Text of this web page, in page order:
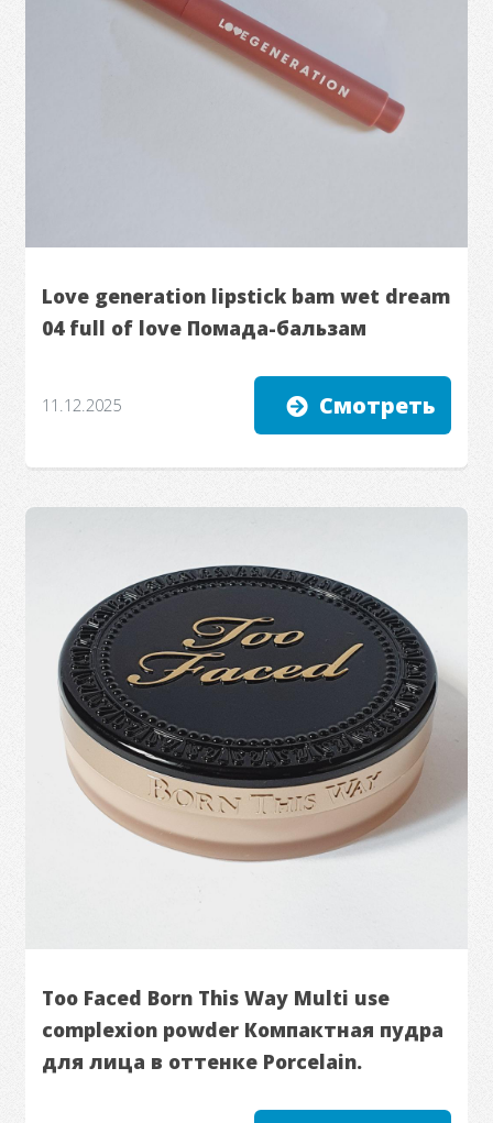
Love generation lipstick bam wet dream
04 full of love Помада-бальзам
11.12.2025 Смотреть
Too Faced Born This Way Multi use
complexion powder Компактная пудра
для лица в оттенке Porcelain.